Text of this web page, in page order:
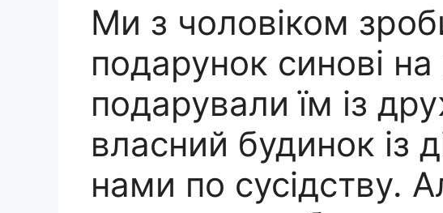
Ми з чоловіком
подарунок синові на
подарували їм із
власний будинок із
нами по сусідству.